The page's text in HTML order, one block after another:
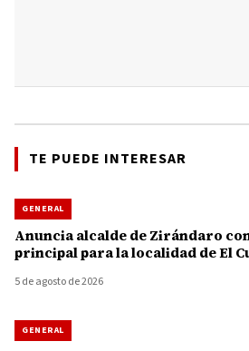
TE PUEDE INTERESAR
GENERAL
Anuncia alcalde de Zirándaro
principal para la localidad de El
5 de agosto de 2026
GENERAL